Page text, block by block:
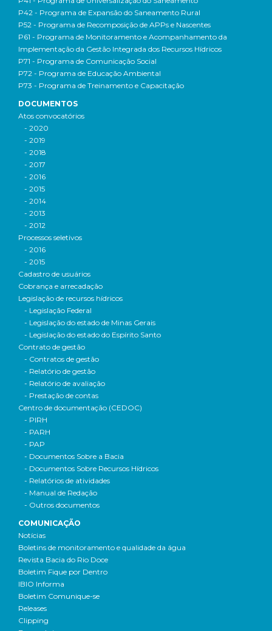
P42 - Programa de Expansão do Saneamento Rural
P52 - Programa de Recomposição de APPs e Nascentes
P61 - Programa de Monitoramento e Acompanhamento da
Implementação da Gestão Integrada dos Recursos Hídricos
P71 - Programa de Comunicação Social
P72 - Programa de Educação Ambiental
P73 - Programa de Treinamento e Capacitação
DOCUMENTOS
Atos convocatórios
- 2020
- 2019
- 2018
- 2017
- 2016
- 2015
- 2014
- 2013
- 2012
Processos seletivos
- 2016
- 2015
Cadastro de usuários
Cobrança e arrecadação
Legislação de recursos hídricos
- Legislação Federal
- Legislação do estado de Minas Gerais
- Legislação do estado do Espírito Santo
Contrato de gestão
- Contratos de gestão
- Relatório de gestão
- Relatório de avaliação
- Prestação de contas
Centro de documentação (CEDOC)
- PIRH
- PARH
- PAP
- Documentos Sobre a Bacia
- Documentos Sobre Recursos Hídricos
- Relatórios de atividades
- Manual de Redação
- Outros documentos
COMUNICAÇÃO
Notícias
Boletins de monitoramento e qualidade da água
Revista Bacia do Rio Doce
Boletim Fique por Dentro
IBIO Informa
Boletim Comunique-se
Releases
Clipping